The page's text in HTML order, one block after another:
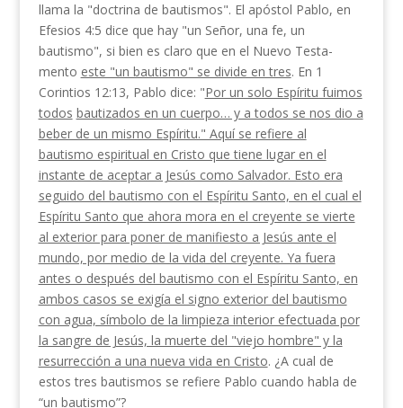
llama la "doctrina de bautismos". El apóstol Pablo, en
Efesios 4:5 dice que hay "un Señor, una fe, un
bautismo", si bien es claro que en el Nuevo Testa­
mento este "un bautismo" se divide en tres. En 1
Corintios 12:13, Pablo dice: "Por un solo Espíritu fuimos
todos bautizados en un cuerpo… y a todos se nos dio a
beber de un mismo Espíritu." Aquí se refiere al
bautismo espiritual en Cristo que tiene lugar en el
instante de aceptar a Jesús como Salva­dor. Esto era
seguido del bautismo con el Espíritu Santo, en el cual el
Espíritu Santo que ahora mora en el creyente se vierte
al exterior para poner de manifiesto a Jesús ante el
mundo, por medio de la vida del creyente. Ya fuera
antes o después del bau­tismo con el Espíritu Santo, en
ambos casos se exigía el signo exterior del bautismo
con agua, símbolo de la limpieza interior efectuada por
la sangre de Jesús, la muerte del "viejo hombre" y la
resurrección a una nueva vida en Cristo. ¿A cual de
estos tres bautismos se refiere Pablo cuando habla de
“un bautismo”?